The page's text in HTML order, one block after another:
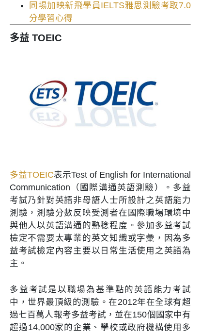
同場加映新飛學員IELTS雅思測驗考取7.0
分學習心得
多益 TOEIC
多益TOEIC表示Test of English for International
Communication（國際溝通英語測驗）。多益
考試乃針對英語非母語人士所設計之英語能力
測驗，測驗分數反映受測者在國際職場環境中
與他人以英語溝通的熟稔程度。參加多益考試
檢定不需要太專業的英文知識或字彙，因為多
益考試檢定內容主要以日常生活使用之英語為
主。
多益考試是以職場為基準點的英語能力考試
中，世界最頂級的測驗。在2012年在全球有超
過七百萬人報考多益考試，並在150個國家中有
超過14,000家的企業、學校或政府機構使用多